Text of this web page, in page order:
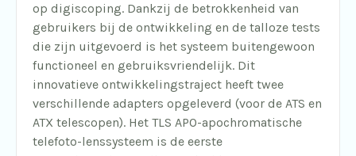
op digiscoping. Dankzij de betrokkenheid van
gebruikers bij de ontwikkeling en de talloze tests
die zijn uitgevoerd is het systeem buitengewoon
functioneel en gebruiksvriendelijk. Dit
innovatieve ontwikkelingstraject heeft twee
verschillende adapters opgeleverd (voor de ATS en
ATX telescopen). Het TLS APO-apochromatische
telefoto-lenssysteem is de eerste